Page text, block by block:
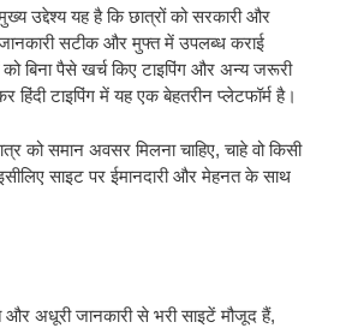
उद्देश्य यह है कि छात्रों को सरकारी और
सटीक और मुफ्त में उपलब्ध कराई
को बिना पैसे खर्च किए टाइपिंग और अन्य जरूरी
हिंदी टाइपिंग में यह एक बेहतरीन प्लेटफॉर्म है।
को समान अवसर मिलना चाहिए, चाहे वो किसी
साइट पर ईमानदारी और मेहनत के साथ
अधूरी जानकारी से भरी साइटें मौजूद हैं,